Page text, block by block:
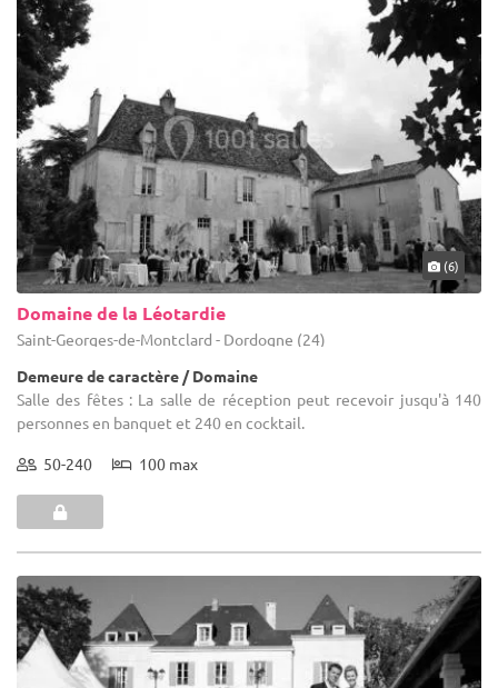
(6)
Domaine de la Léotardie
Saint-Georges-de-Montclard - Dordogne (24)
Demeure de caractère / Domaine
Salle des fêtes : La salle de réception peut recevoir jusqu'à 140
personnes en banquet et 240 en cocktail.
50-240 100 max